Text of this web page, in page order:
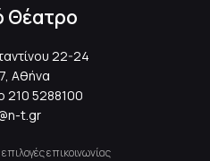
Θέατρο
22-24
Αθήνα
210 5288100
t.gr
επικοινωνίας